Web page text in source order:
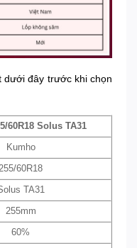
dưới đây trước khi chọn
60R18 Solus TA31
Kumho
60R18
TA31
255mm
60%